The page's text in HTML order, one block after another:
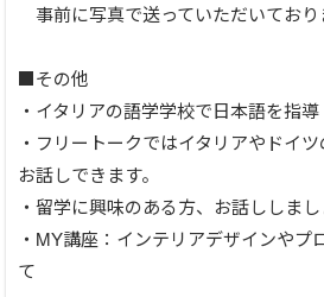
事前に写真で送っていただいており
■その他
・イタリアの語学学校で日本語を指導
・フリートークではイタリアやドイ
お話しできます。
・留学に興味のある方、お話ししまし
・MY講座：インテリアデザインやプ
て